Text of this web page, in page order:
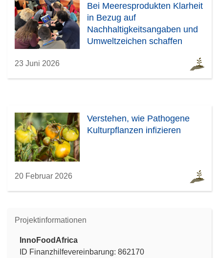
Bei Meeresprodukten Klarheit
in Bezug auf
Nachhaltigkeitsangaben und
Umweltzeichen schaffen
23 Juni 2026
Verstehen, wie Pathogene
Kulturpflanzen infizieren
20 Februar 2026
Projektinformationen
InnoFoodAfrica
ID Finanzhilfevereinbarung: 862170